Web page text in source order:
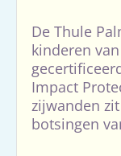
De Thule
kinderen
Impact
zijwanden
botsingen